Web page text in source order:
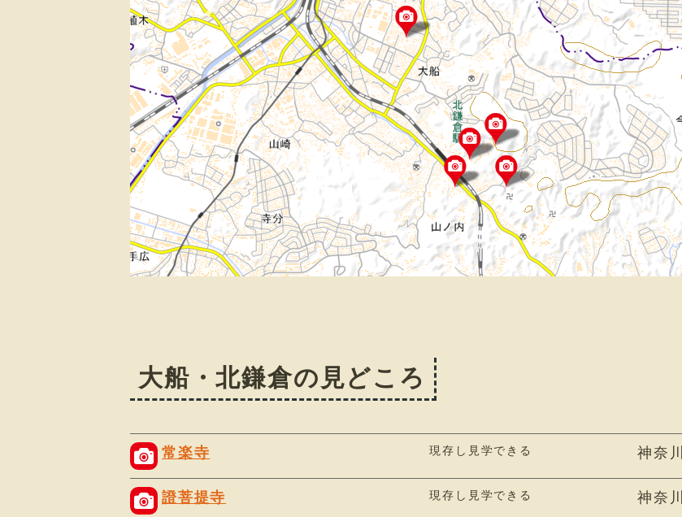
大船・北鎌倉の見どころ
常楽寺 現存し見学できる 神奈
證菩提寺 現存し見学できる 神奈